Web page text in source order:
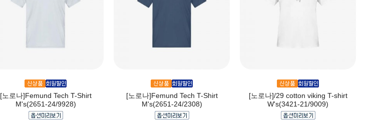
[노로나]Femund Tech T-Shirt
M's(2651-24/9928)
[노로나]Femund Tech T-Shirt
M's(2651-24/2308)
[노로나]/29 cotton viking T-shirt
W's(3421-21/9009)